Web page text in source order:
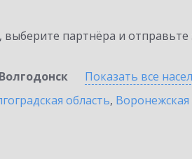
партнёра и отправьте
Волгодонск Показать все
область, Воронежская